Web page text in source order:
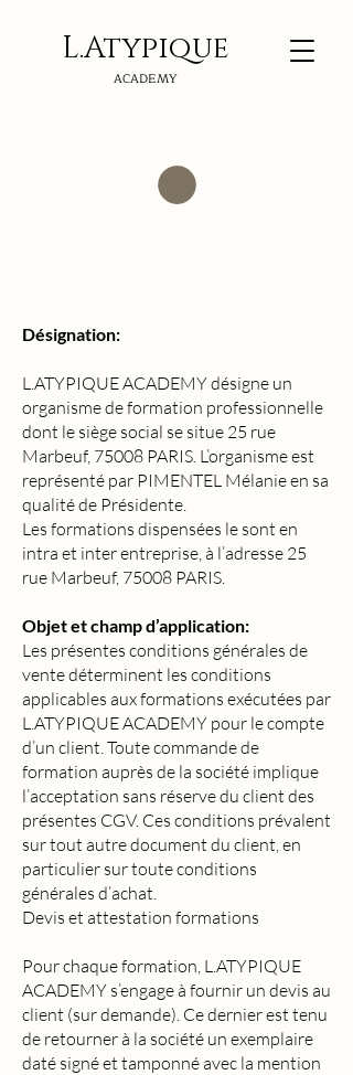
L.Atypique
ACADEMY
Désignation:
L.ATYPIQUE ACADEMY désigne un
organisme de formation professionnelle
dont le siège social se situe 25 rue
Marbeuf, 75008 PARIS. L’organisme est
représenté par PIMENTEL Mélanie en sa
qualité de Présidente.
Les formations dispensées le sont en
intra et inter entreprise, à l’adresse 25
rue Marbeuf, 75008 PARIS.
Objet et champ d’application:
Les présentes conditions générales de
vente déterminent les conditions
applicables aux formations exécutées par
L.ATYPIQUE ACADEMY pour le compte
d’un client. Toute commande de
formation auprès de la société implique
l’acceptation sans réserve du client des
présentes CGV. Ces conditions prévalent
sur tout autre document du client, en
particulier sur toute conditions
générales d’achat.
Devis et attestation formations
Pour chaque formation, L.ATYPIQUE
ACADEMY s’engage à fournir un devis au
client (sur demande). Ce dernier est tenu
de retourner à la société un exemplaire
daté signé et tamponné avec la mention